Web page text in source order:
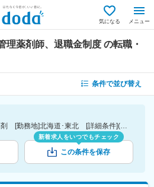
気になる メニュー
理薬剤師、退職金制度 の転職・
条件で並び替え
[職種]薬剤師・管理薬剤師-薬剤 [勤務地]北海道･東北 [詳細条件](待遇・福利厚生)退職金制度
新着求人をいつでもチェック
この条件を保存